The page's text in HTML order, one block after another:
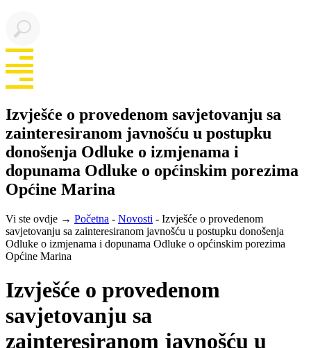
Izvješće o provedenom savjetovanju sa
zainteresiranom javnošću u postupku
donošenja Odluke o izmjenama i
dopunama Odluke o općinskim porezima
Općine Marina
Vi ste ovdje → Početna - Novosti - Izvješće o provedenom
savjetovanju sa zainteresiranom javnošću u postupku donošenja
Odluke o izmjenama i dopunama Odluke o općinskim porezima
Općine Marina
Izvješće o provedenom
savjetovanju sa
zainteresiranom javnošću u